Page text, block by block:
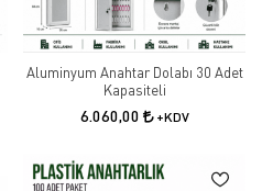
Aluminyum Anahtar Dolabı 30 Adet
Kapasiteli
6.060,00 +KDV